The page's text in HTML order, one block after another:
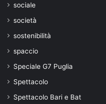
sociale
società
sostenibilità
spaccio
Speciale G7 Puglia
Spettacolo
Spettacolo Bari e Bat